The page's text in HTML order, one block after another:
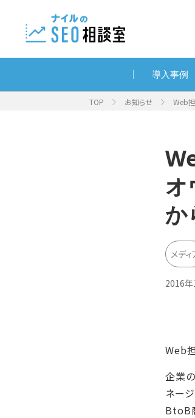
導入事例
TOP お知らせ Web
オ
か
メディ
2016
Web
企業
ネー
BtoB